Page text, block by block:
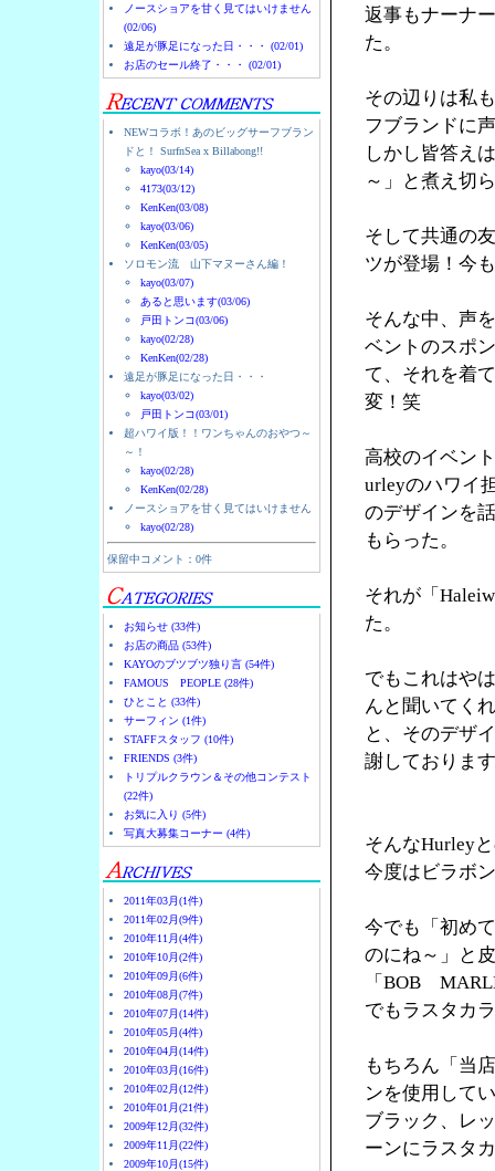
ノースショアを甘く見てはいけません
(02/06)
遠足が豚足になった日・・・ (02/01)
お店のセール終了・・・ (02/01)
NEWコラボ！あのビッグサーフブラン
ドと！ SurfnSea x Billabong!!
kayo(03/14)
4173(03/12)
KenKen(03/08)
kayo(03/06)
KenKen(03/05)
ソロモン流 山下マヌーさん編！
kayo(03/07)
あると思います(03/06)
戸田トンコ(03/06)
kayo(02/28)
KenKen(02/28)
遠足が豚足になった日・・・
kayo(03/02)
戸田トンコ(03/01)
超ハワイ版！！ワンちゃんのおやつ～
～！
kayo(02/28)
KenKen(02/28)
ノースショアを甘く見てはいけません
kayo(02/28)
保留中コメント：0件
お知らせ (33件)
お店の商品 (53件)
KAYOのブツブツ独り言 (54件)
FAMOUS PEOPLE (28件)
ひとこと (33件)
サーフィン (1件)
STAFFスタッフ (10件)
FRIENDS (3件)
トリプルクラウン＆その他コンテスト
(22件)
お気に入り (5件)
写真大募集コーナー (4件)
2011年03月(1件)
2011年02月(9件)
2010年11月(4件)
2010年10月(2件)
2010年09月(6件)
2010年08月(7件)
2010年07月(14件)
2010年05月(4件)
2010年04月(14件)
2010年03月(16件)
2010年02月(12件)
2010年01月(21件)
2009年12月(32件)
2009年11月(22件)
2009年10月(15件)
返事もナーナ
た。
その辺りは私
フブランドに
しかし皆答え
～」と煮え切
そして共通の
ツが登場！今
そんな中、声
ベントのスポ
て、それを着
変！笑
高校のイベン
urleyのハワイ
のデザインを
もらった。
それが「
た。
でもこれはや
んと聞いてく
と、そのデザ
謝しておりま
そんなHurley
今度はビラボ
今でも「初め
のにね～」と
「BOB
でもラスタカ
もちろん「当
ンを使用して
ブラック、レ
ーンにラスタ